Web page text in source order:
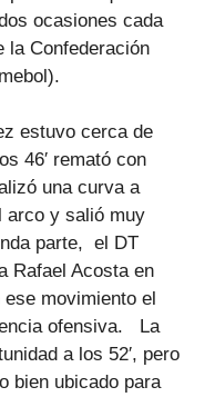
ocasiones cada
la Confederación
estuvo cerca de
46′ remató con
una curva a
arco y salió muy
parte, el DT
Rafael Acosta en
movimiento el
ofensiva. La
a los 52′, pero
bien ubicado para